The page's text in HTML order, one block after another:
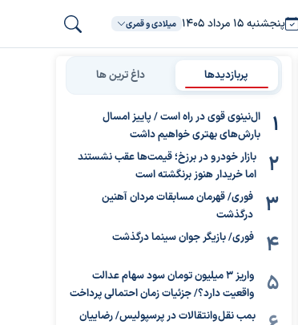
پنجشنبه ۱۵ مرداد ۱۴۰۵ میلادی و قمری
پربازدیدها داغ ترین ها
ال‌نینوی قوی در راه است / پاییز امسال
بارش‌های بهتری خواهیم داشت
بازار خودرو در برزخ؛ قیمت‌ها عقب نشستند
اما خریدار هنوز برنگشته است
فوری/ قهرمان مسابقات مردان آهنین
درگذشت
فوری/ بازیگر جوان سینما درگذشت
واریز ۳ میلیون تومان سود سهام عدالت
واقعیت دارد؟/ جزئیات زمان احتمالی پرداخت
بمب نقل‌وانتقالات در پرسپولیس/ رضاییان